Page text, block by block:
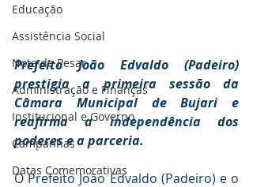
Educação
Assistência Social
Nota de Pesar
Administração e Finanças
Institucional e Governo
Campanhas
Datas Comemorativas
Prefeito João Edvaldo (Padeiro)
prestigia a primeira sessão da
Câmara Municipal de Bujari e
reafirma a independência dos
poderes e a parceria.
O Prefeito João Edvaldo (Padeiro) e o